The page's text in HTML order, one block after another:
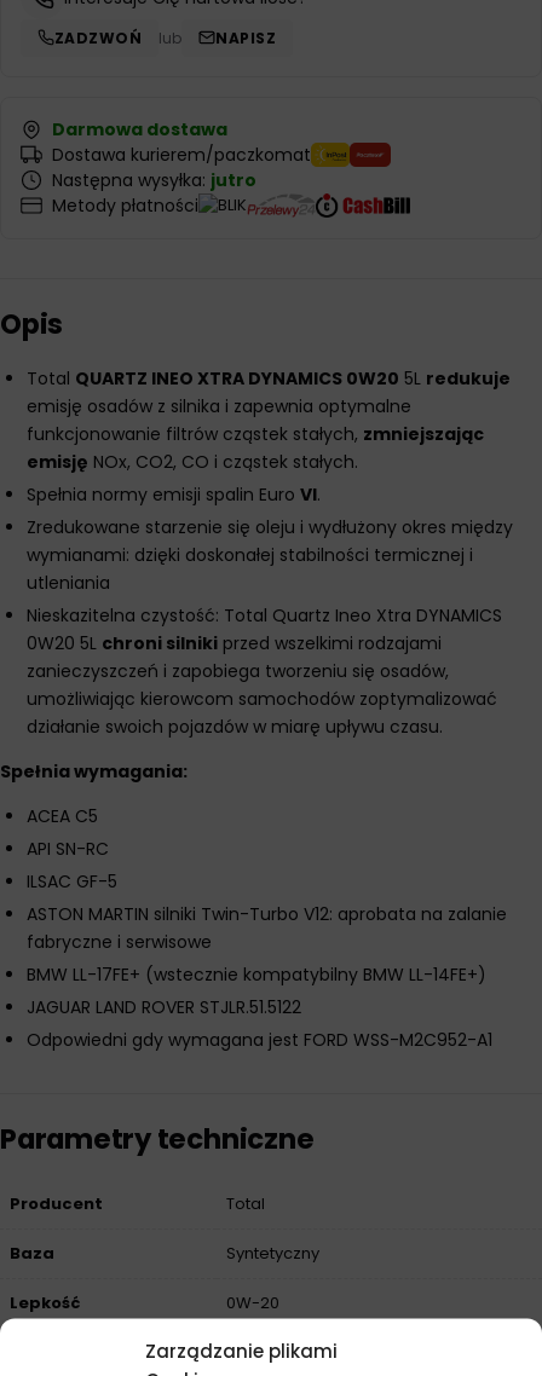
Zarządzanie plikami
ZADZWOŃ lub NAPISZ
Darmowa dostawa
Dostawa kurierem/paczkomat
Następna wysyłka: jutro
Metody płatności
Opis
Total QUARTZ INEO XTRA DYNAMICS 0W20 5L redukuje
emisję osadów z silnika i zapewnia optymalne
funkcjonowanie filtrów cząstek stałych, zmniejszając
emisję NOx, CO2, CO i cząstek stałych.
Spełnia normy emisji spalin Euro VI.
Zredukowane starzenie się oleju i wydłużony okres między
wymianami: dzięki doskonałej stabilności termicznej i
utleniania
Nieskazitelna czystość: Total Quartz Ineo Xtra DYNAMICS
0W20 5L chroni silniki przed wszelkimi rodzajami
zanieczyszczeń i zapobiega tworzeniu się osadów,
umożliwiając kierowcom samochodów zoptymalizować
działanie swoich pojazdów w miarę upływu czasu.
Spełnia wymagania:
ACEA C5
API SN-RC
ILSAC GF-5
ASTON MARTIN silniki Twin-Turbo V12: aprobata na zalanie
fabryczne i serwisowe
BMW LL-17FE+ (wstecznie kompatybilny BMW LL-14FE+)
JAGUAR LAND ROVER STJLR.51.5122
Odpowiedni gdy wymagana jest FORD WSS-M2C952-A1
Parametry techniczne
Producent Total
Baza Syntetyczny
Lepkość 0W-20
Samochody osobowe